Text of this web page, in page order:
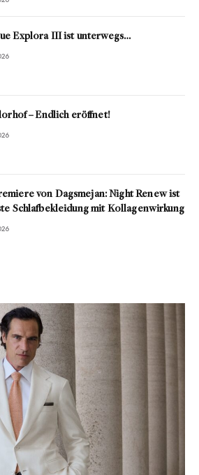
Explora III ist unterwegs…
– Endlich eröffnet!
von Dagsmejan: Night Renew ist
Schlafbekleidung mit Kollagenwirkung